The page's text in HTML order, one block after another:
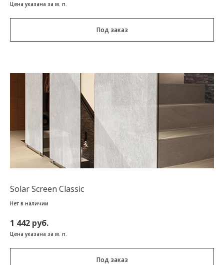
Цена указана за м. п.
Под заказ
Solar Screen Classic
Нет в наличии
1 442 руб.
Цена указана за м. п.
Под заказ